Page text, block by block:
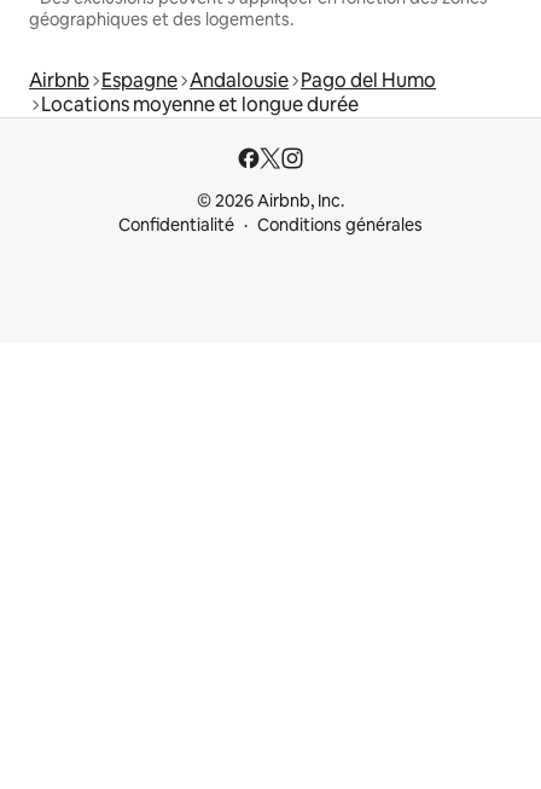
géographiques et des logements.
Airbnb Espagne Andalousie Pago del Humo
Locations moyenne et longue durée
© 2026 Airbnb, Inc.
Confidentialité
Conditions générales